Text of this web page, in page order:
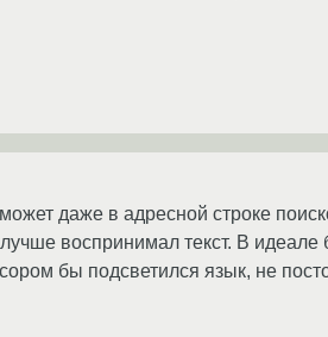
даже в адресной строке
воспринимал текст. В
бы подсветился язык, не